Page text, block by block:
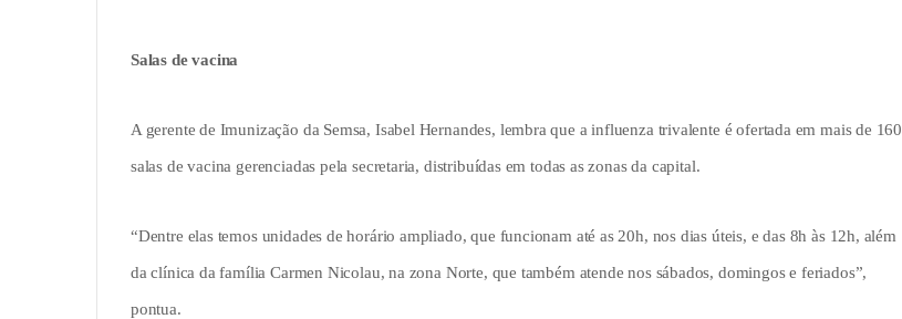
Salas de vacina
A gerente de Imunização da Semsa, Isabel Hernandes, lembra que a influenza trivalente é ofertada em mais de 160
salas de vacina gerenciadas pela secretaria, distribuídas em todas as zonas da capital.
“Dentre elas temos unidades de horário ampliado, que funcionam até as 20h, nos dias úteis, e das 8h às 12h, além
da clínica da família Carmen Nicolau, na zona Norte, que também atende nos sábados, domingos e feriados”,
pontua.